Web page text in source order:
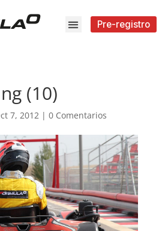
Pre-registro
(10)
7, 2012| 0 Comentarios